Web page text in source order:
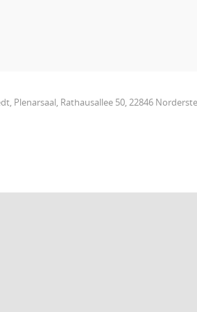
Plenarsaal, Rathausallee 50, 22846